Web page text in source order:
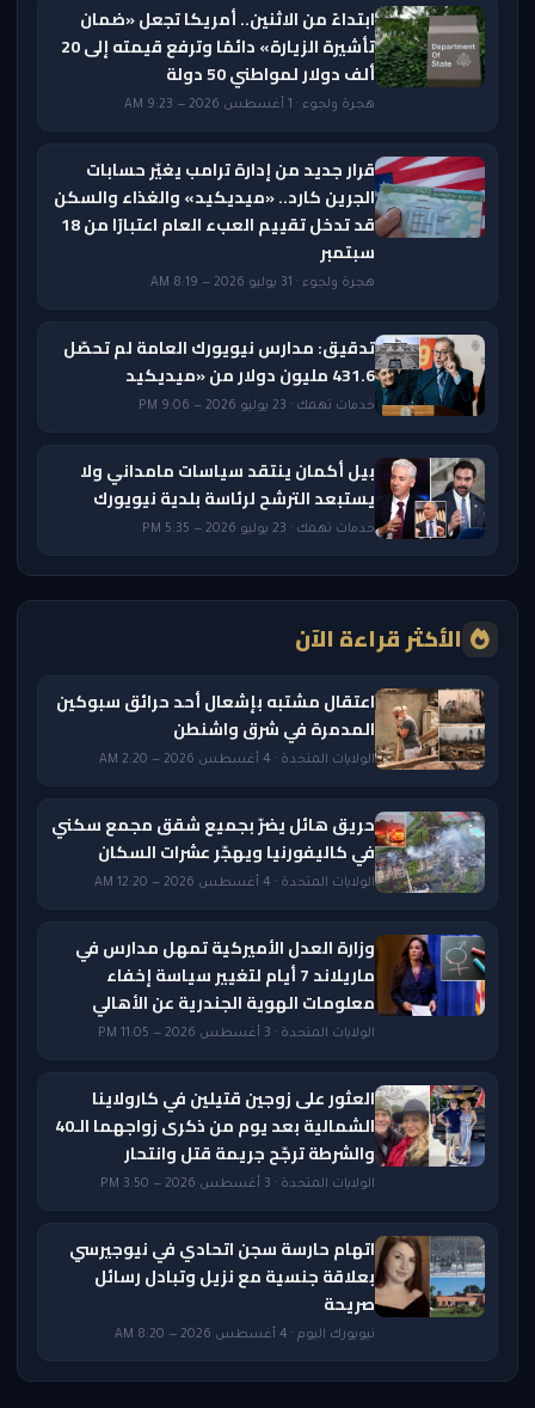
ابتداءً من الاثنين.. أمريكا تجعل «ضمان
تأشيرة الزيارة» دائمًا وترفع قيمته إلى 20
ألف دولار لمواطني 50 دولة
هجرة ولجوء · 1 أغسطس 2026 — 9:23 AM
قرار جديد من إدارة ترامب يغيّر حسابات
الجرين كارد.. «ميديكيد» والغذاء والسكن
قد تدخل تقييم العبء العام اعتبارًا من 18
سبتمبر
هجرة ولجوء · 31 يوليو 2026 — 8:19 AM
تدقيق: مدارس نيويورك العامة لم تحصّل
431.6 مليون دولار من «ميديكيد
خدمات تهمك · 23 يوليو 2026 — 9:06 PM
بيل أكمان ينتقد سياسات مامداني ولا
يستبعد الترشح لرئاسة بلدية نيويورك
خدمات تهمك · 23 يوليو 2026 — 5:35 PM
الأكثر قراءة الآن
اعتقال مشتبه بإشعال أحد حرائق سبوكين
المدمرة في شرق واشنطن
الولايات المتحدة · 4 أغسطس 2026 — 2:20 AM
حريق هائل يضرّ بجميع شقق مجمع سكني
في كاليفورنيا ويهجّر عشرات السكان
الولايات المتحدة · 4 أغسطس 2026 — 12:20 AM
وزارة العدل الأميركية تمهل مدارس في
ماريلاند 7 أيام لتغيير سياسة إخفاء
معلومات الهوية الجندرية عن الأهالي
الولايات المتحدة · 3 أغسطس 2026 — 11:05 PM
العثور على زوجين قتيلين في كارولاينا
الشمالية بعد يوم من ذكرى زواجهما الـ40
والشرطة ترجّح جريمة قتل وانتحار
الولايات المتحدة · 3 أغسطس 2026 — 3:50 PM
اتهام حارسة سجن اتحادي في نيوجيرسي
بعلاقة جنسية مع نزيل وتبادل رسائل
صريحة
نيويورك اليوم · 4 أغسطس 2026 — 8:20 AM